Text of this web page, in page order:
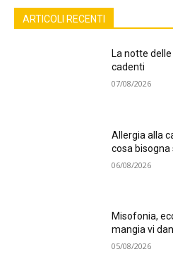
ARTICOLI RECENTI
La notte
cadenti
07/08/2026
Allergia alla
cosa bisogna
06/08/2026
Misofonia,
mangia vi
05/08/2026